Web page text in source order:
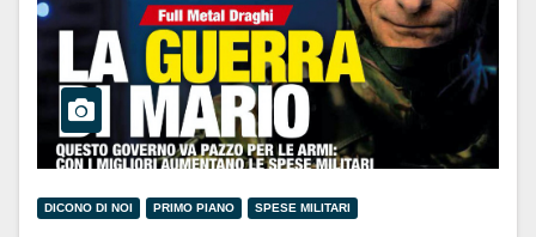
DICONO DI NOI PRIMO PIANO SPESE MILITARI